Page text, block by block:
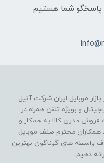
موبایل ایران شرکت آنیل
و بویژه تلفن همراه در
فروش مدرن کالا به همکار و
محترم صنف موبایل
واسطه های گوناگون بهترین
دهیم .